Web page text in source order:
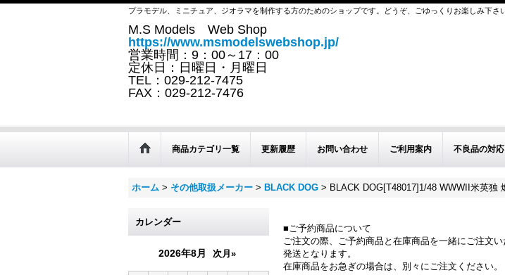
プラモデル、ミニチュア、ジオラマを制作する方のためのショップです。どうぞ、ごゆっくりお楽しみ下さ
M.S Models Web Shop
https://www.msmodelswebshop.jp/
営業時間：9：00～17：00
定休日：日曜日・月曜日
TEL：029-212-7475
FAX：029-212-7476
商品カテゴリ一覧 更新履歴 お問い合わせ ご利用案内 不良品の対
ホーム > その他取扱メーカー > BLACK DOG > BLACK DOG[T48017]1/48 WWWII米英独
カレンダー
2026年8月 次月»
■ご予約商品について
ご注文の際、ご予約商品と在庫商品を一緒にご注文
発送となります。
在庫商品をお急ぎの場合は、別々にご注文ください。